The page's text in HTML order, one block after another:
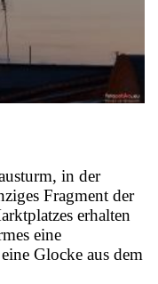
in der
Fragment der
erhalten
eine
Glocke aus dem